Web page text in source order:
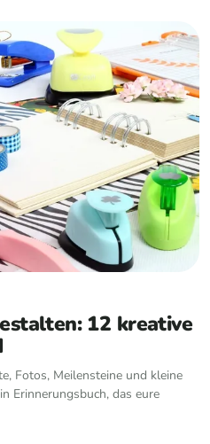
12 kreative
Fotos, Meilensteine und kleine
Erinnerungsbuch, das eure